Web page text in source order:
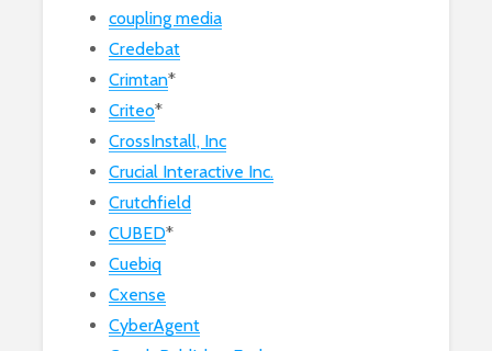
coupling media
Credebat
Crimtan*
Criteo*
CrossInstall, Inc
Crucial Interactive Inc.
Crutchfield
CUBED*
Cuebiq
Cxense
CyberAgent